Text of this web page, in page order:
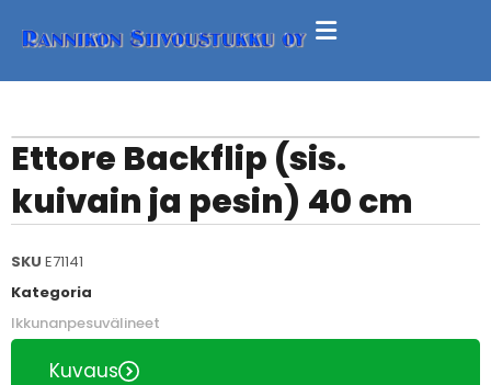
Ettore Backflip (sis.
kuivain ja pesin) 40 cm
SKU E71141
Kategoria
Ikkunanpesuvälineet
Kuvaus